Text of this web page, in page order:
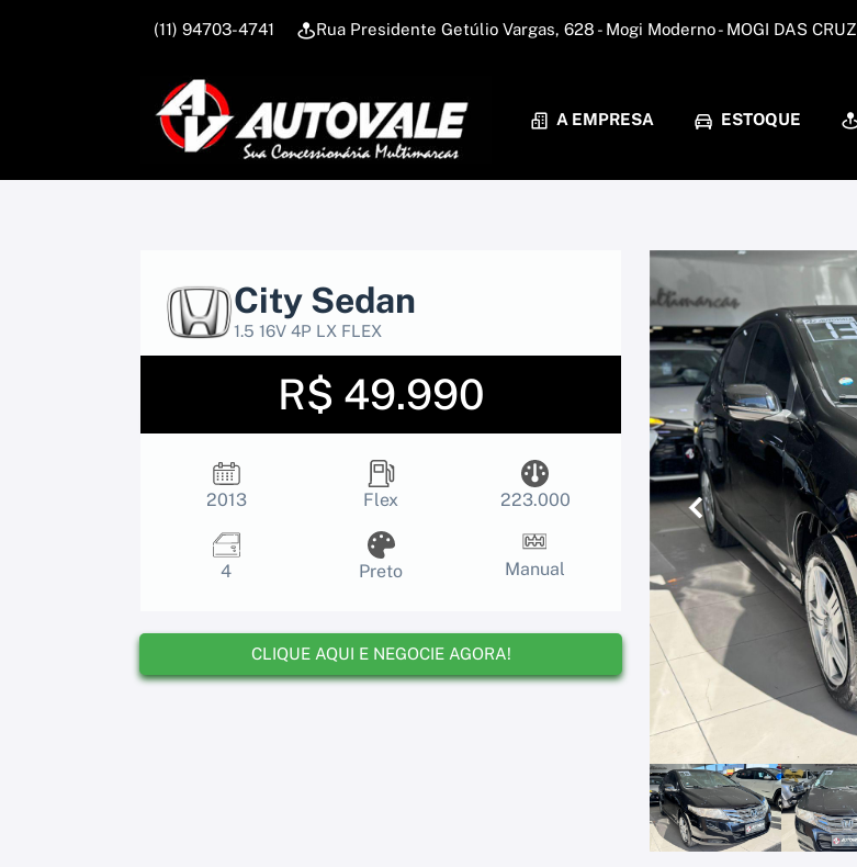
(11) 94703-4741 Rua Presidente Getúlio Vargas, 628 - Mogi Moderno - MOGI DAS
A EMPRESA ESTOQUE
City Sedan
1.5 16V 4P LX FLEX
R$ 49.990
2013 Flex 223.000
4 Preto Manual
CLIQUE AQUI E NEGOCIE AGORA!
Anterior